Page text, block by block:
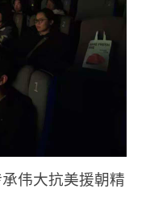
伟大抗美援朝精